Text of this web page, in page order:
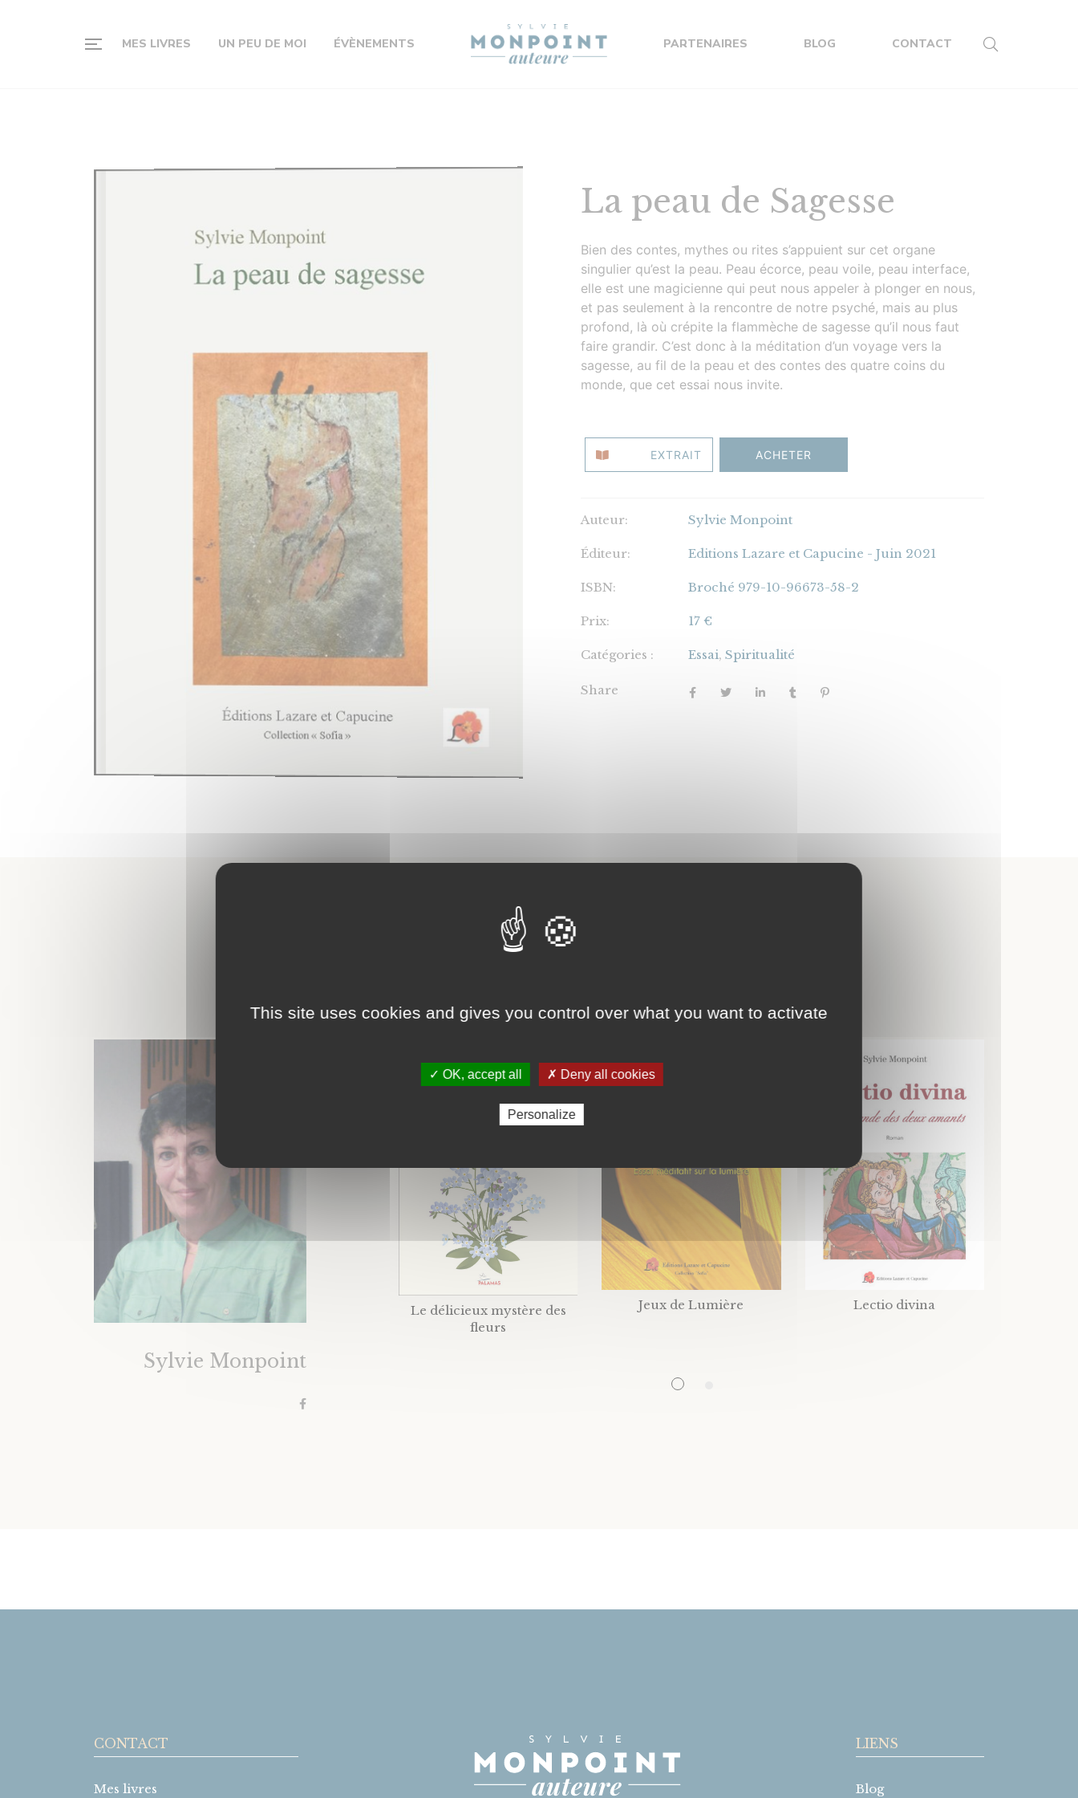
MES LIVRES UN PEU DE MOI ÉVÈNEMENTS PARTENAIRES BLOG CONTACT
La peau de Sagesse
Bien des contes, mythes ou rites s’appuient sur cet organe
singulier qu’est la peau. Peau écorce, peau voile, peau interface,
elle est une magicienne qui peut nous appeler à plonger en nous,
et pas seulement à la rencontre de notre psyché, mais au plus
profond, là où crépite la flammèche de sagesse qu’il nous faut
faire grandir. C’est donc à la méditation d’un voyage vers la
sagesse, au fil de la peau et des contes des quatre coins du
monde, que cet essai nous invite.
EXTRAIT ACHETER
Auteur: Sylvie Monpoint
Éditeur: Editions Lazare et Capucine - Juin 2021
ISBN: Broché 979-10-96673-58-2
Prix: 17 €
Catégories : Essai,Spiritualité
Share
Rencontrer l’auteur
Sylvie Monpoint
Le délicieux mystère des
fleurs
Jeux de Lumière Lectio divina
CONTACT
Mes livres
LIENS
Blog
This site uses cookies and gives you control over what you want to activate
✓ OK, accept all ✗ Deny all cookies
Personalize